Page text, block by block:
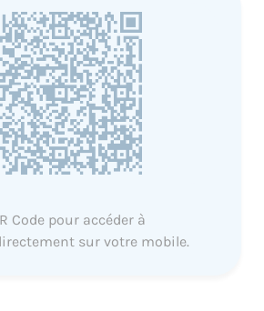
Code pour accéder à
sur votre mobile.